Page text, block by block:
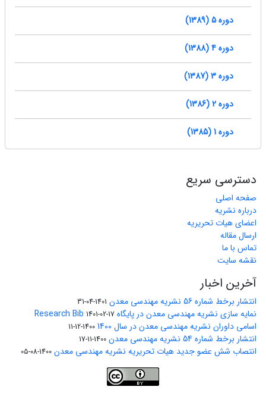
دوره 5 (1389)
دوره 4 (1388)
دوره 3 (1387)
دوره 2 (1386)
دوره 1 (1385)
دسترسی سریع
صفحه اصلی
درباره نشریه
اعضای هیات تحریریه
ارسال مقاله
تماس با ما
نقشه سایت
آخرین اخبار
انتشار برخط شماره 56 نشریه مهندسی معدن 1401-04-31
نمایه سازی نشریه مهندسی معدن در پایگاه Research Bib 1401-02-17
اسامی داوران نشریه مهندسی معدن در سال 1400 1400-12-11
انتشار برخط شماره 54 نشریه مهندسی معدن 1400-11-17
انتصاب شش عضو جدید هیات تحریریه نشریه مهندسی معدن 1400-08-05